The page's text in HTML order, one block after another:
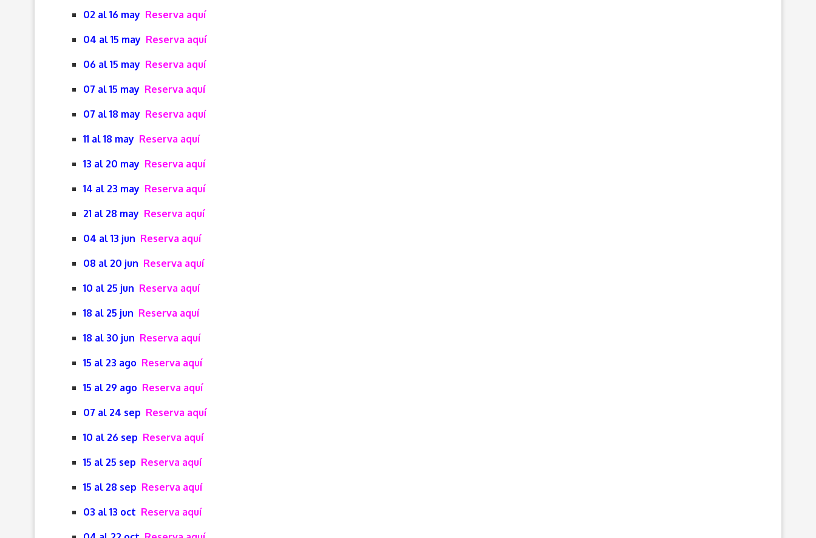
02 al 16 may Reserva aquí
04 al 15 may Reserva aquí
06 al 15 may Reserva aquí
07 al 15 may Reserva aquí
07 al 18 may Reserva aquí
11 al 18 may Reserva aquí
13 al 20 may Reserva aquí
14 al 23 may Reserva aquí
21 al 28 may Reserva aquí
04 al 13 jun Reserva aquí
08 al 20 jun Reserva aquí
10 al 25 jun Reserva aquí
18 al 25 jun Reserva aquí
18 al 30 jun Reserva aquí
15 al 23 ago Reserva aquí
15 al 29 ago Reserva aquí
07 al 24 sep Reserva aquí
10 al 26 sep Reserva aquí
15 al 25 sep Reserva aquí
15 al 28 sep Reserva aquí
03 al 13 oct Reserva aquí